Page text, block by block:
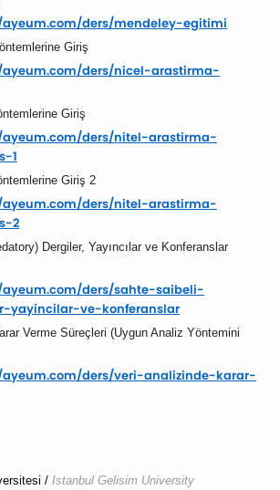
ders/mendeley-egitimi
Giriş
ders/nicel-arastirma-
Giriş
ders/nitel-arastirma-
1
Giriş 2
ders/nitel-arastirma-
2
Dergiler, Yayıncılar ve Konferanslar
ders/sahte-saibeli-
yayincilar-ve-konferanslar
Verme Süreçleri (Uygun Analiz Yöntemini
ders/veri-analizinde-karar-
/ Istanbul Gelisim University